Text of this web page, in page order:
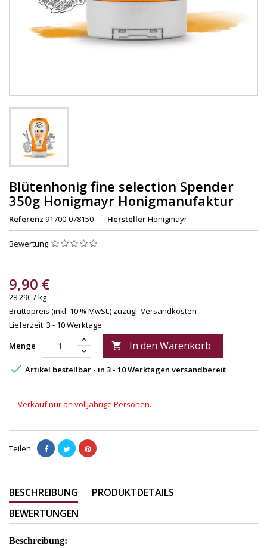
Blütenhonig fine selection Spender
350g Honigmayr Honigmanufaktur
Referenz 91700-078150 HerstellerHonigmayr
Bewertung
9,90 €
28.29€ / kg
Bruttopreis (inkl. 10 % MwSt.) zuzügl. Versandkosten
Lieferzeit: 3 - 10 Werktage
Menge
 In den Warenkorb
 Artikel bestellbar - in 3 - 10 Werktagen versandbereit
Verkauf nur an volljährige Personen.
Teilen
BESCHREIBUNG
PRODUKTDETAILS
BEWERTUNGEN
Beschreibung: